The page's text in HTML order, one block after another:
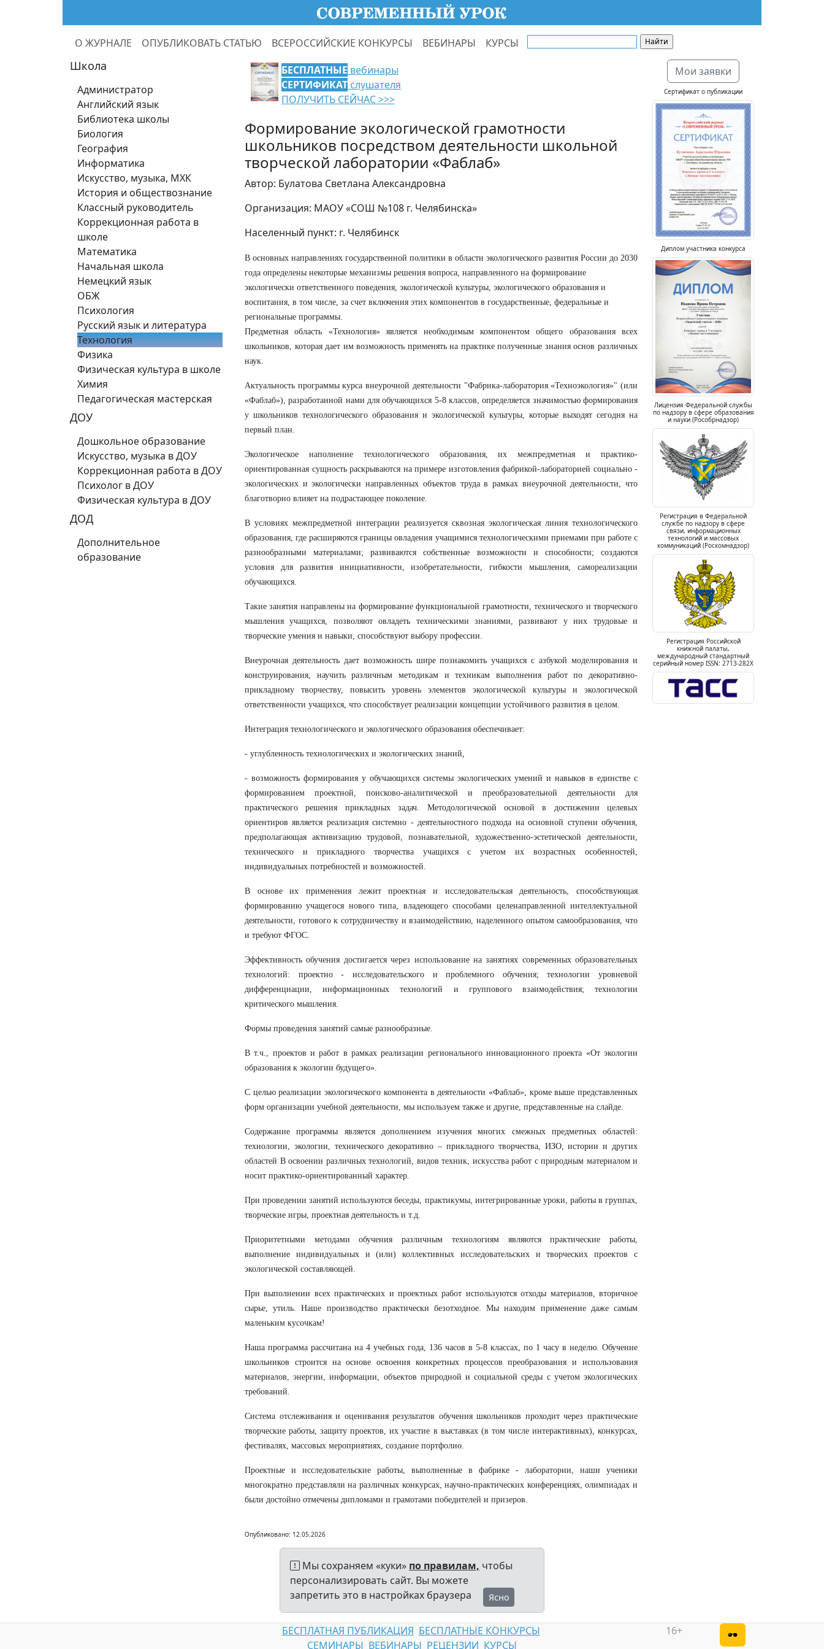
О ЖУРНАЛЕ ОПУБЛИКОВАТЬ СТАТЬЮ ВСЕРОССИЙСКИЕ КОНКУРСЫ ВЕБИНАРЫ КУРСЫ
Школа
Администратор
Английский язык
Библиотека школы
Биология
География
Информатика
Искусство, музыка, МХК
История и обществознание
Классный руководитель
Коррекционная работа в
школе
Математика
Начальная школа
Немецкий язык
ОБЖ
Психология
Русский язык и литература
Технология
Физика
Физическая культура в школе
Химия
Педагогическая мастерская
ДОУ
Дошкольное образование
Искусство, музыка в ДОУ
Коррекционная работа в ДОУ
Психолог в ДОУ
Физическая культура в ДОУ
ДОД
Дополнительное
образование
БЕСПЛАТНЫЕ вебинары
СЕРТИФИКАТ слушателя
ПОЛУЧИТЬ СЕЙЧАС >>>
Формирование экологической грамотности
школьников посредством деятельности школьной
творческой лаборатории «Фаблаб»
Автор: Булатова Светлана Александровна
Организация: МАОУ «СОШ №108 г. Челябинска»
Населенный пункт: г. Челябинск
В основных направлениях государственной политики в области экологического развития России до 2030
года определены некоторые механизмы решения вопроса, направленного на формирование
экологически ответственного поведения, экологической культуры, экологического образования и
воспитания, в том числе, за счет включения этих компонентов в государственные, федеральные и
региональные программы.
Предметная область «Технология» является необходимым компонентом общего образования всех
школьников, которая дает им возможность применять на практике полученные знания основ различных
наук.
Актуальность программы курса внеурочной деятельности "Фабрика-лаборатория «Техноэкология»" (или
«Фаблаб»), разработанной нами для обучающихся 5-8 классов, определяется значимостью формирования
у школьников технологического образования и экологической культуры, которые выходят сегодня на
первый план.
Экологическое наполнение технологического образования, их межпредметная и практико-
ориентированная сущность раскрываются на примере изготовления фабрикой-лабораторией социально -
экологических и экологически направленных объектов труда в рамках внеурочной деятельности, что
благотворно влияет на подрастающее поколение.
В условиях межпредметной интеграции реализуется сквозная экологическая линия технологического
образования, где расширяются границы овладения учащимися технологическими приемами при работе с
разнообразными материалами; развиваются собственные возможности и способности; создаются
условия для развития инициативности, изобретательности, гибкости мышления, самореализации
обучающихся.
Такие занятия направлены на формирование функциональной грамотности, технического и творческого
мышления учащихся, позволяют овладеть техническими знаниями, развивают у них трудовые и
творческие умения и навыки, способствуют выбору профессии.
Внеурочная деятельность дает возможность шире познакомить учащихся с азбукой моделирования и
конструирования, научить различным методикам и техникам выполнения работ по декоративно-
прикладному творчеству, повысить уровень элементов экологической культуры и экологической
ответственности учащихся, что способствует реализации концепции устойчивого развития в целом.
Интеграция технологического и экологического образования обеспечивает:
- углубленность технологических и экологических знаний,
- возможность формирования у обучающихся системы экологических умений и навыков в единстве с
формированием проектной, поисково-аналитической и преобразовательной деятельности для
практического решения прикладных задач. Методологической основой в достижении целевых
ориентиров является реализация системно - деятельностного подхода на основной ступени обучения,
предполагающая активизацию трудовой, познавательной, художественно-эстетической деятельности,
технического и прикладного творчества учащихся с учетом их возрастных особенностей,
индивидуальных потребностей и возможностей.
В основе их применения лежит проектная и исследовательская деятельность, способствующая
формированию учащегося нового типа, владеющего способами целенаправленной интеллектуальной
деятельности, готового к сотрудничеству и взаимодействию, наделенного опытом самообразования, что
и требуют ФГОС.
Эффективность обучения достигается через использование на занятиях современных образовательных
технологий: проектно - исследовательского и проблемного обучения; технологии уровневой
дифференциации, информационных технологий и группового взаимодействия; технологии
критического мышления.
Формы проведения занятий самые разнообразные.
В т.ч., проектов и работ в рамках реализации регионального инновационного проекта «От экологии
образования к экологии будущего».
С целью реализации экологического компонента в деятельности «Фаблаб», кроме выше представленных
форм организации учебной деятельности, мы используем также и другие, представленные на слайде.
Содержание программы является дополнением изучения многих смежных предметных областей:
технологии, экологии, технического декоративно – прикладного творчества, ИЗО, истории и других
областей В освоении различных технологий, видов техник, искусства работ с природным материалом и
носит практико-ориентированный характер.
При проведении занятий используются беседы, практикумы, интегрированные уроки, работы в группах,
творческие игры, проектная деятельность и т.д.
Приоритетными методами обучения различным технологиям являются практические работы,
выполнение индивидуальных и (или) коллективных исследовательских и творческих проектов с
экологической составляющей.
При выполнении всех практических и проектных работ используются отходы материалов, вторичное
сырье, утиль. Наше производство практически безотходное. Мы находим применение даже самым
маленьким кусочкам!
Наша программа рассчитана на 4 учебных года, 136 часов в 5-8 классах, по 1 часу в неделю. Обучение
школьников строится на основе освоения конкретных процессов преобразования и использования
материалов, энергии, информации, объектов природной и социальной среды с учетом экологических
требований.
Система отслеживания и оценивания результатов обучения школьников проходит через практические
творческие работы, защиту проектов, их участие в выставках (в том числе интерактивных), конкурсах,
фестивалях, массовых мероприятиях, создание портфолио.
Проектные и исследовательские работы, выполненные в фабрике - лаборатории, наши ученики
многократно представляли на различных конкурсах,научно-практических конференциях, олимпиадах и
были достойно отмечены дипломами и грамотами победителей и призеров.
Опубликовано: 12.05.2026
Мои заявки
Сертификат о публикации
Диплом участника конкурса
Лицензия Федеральной службы
по надзору в сфере образования
и науки (Рособрнадзор)
Регистрация в Федеральной
службе по надзору в сфере
связи, информационных
технологий и массовых
коммуникаций (Роскомнадзор)
Регистрация Российской
книжной палаты,
международный стандартный
серийный номер ISSN: 2713-282X
Мы сохраняем «куки» по правилам, чтобы
персонализировать сайт. Вы можете
запретить это в настройках браузера
Ясно
БЕСПЛАТНАЯ ПУБЛИКАЦИЯ БЕСПЛАТНЫЕ КОНКУРСЫ
СЕМИНАРЫ ВЕБИНАРЫ РЕЦЕНЗИИ КУРСЫ
16+